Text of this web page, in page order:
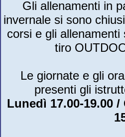
Gli allenamenti in
invernale si sono
corsi e gli
tiro
Le giornate e gli
presenti gli
Lunedì 17.00-19.00